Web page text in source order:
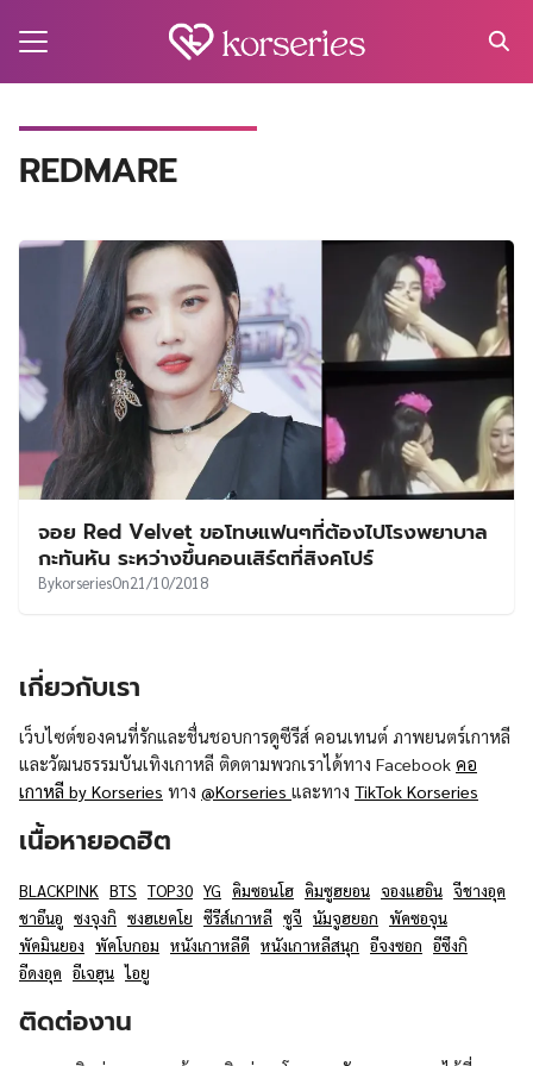
REDMARE
จอย Red Velvet ขอโทษแฟนๆที่ต้องไปโรงพยาบาล
กะทันหัน ระหว่างขึ้นคอนเสิร์ตที่สิงคโปร์
BykorseriesOn21/10/2018
เกี่ยวกับเรา
เว็บไซต์ของคนที่รักและชื่นชอบการดูซีรีส์ คอนเทนต์ ภาพยนตร์เกาหลี
และวัฒนธรรมบันเทิงเกาหลี ติดตามพวกเราได้ทาง Facebook คอ
เกาหลี by Korseries ทาง @Korseries และทาง TikTok Korseries
เนื้อหายอดฮิต
BLACKPINK BTS TOP30 YG คิมซอนโฮ คิมซูฮยอน จองแฮอิน จีชางอุค
ชาอึนอู ซงจุงกิ ซงฮเยคโย ซีรีส์เกาหลี ซูจี นัมจูฮยอก พัคซอจุน
พัคมินยอง พัคโบกอม หนังเกาหลีดี หนังเกาหลีสนุก อีจงซอก อีซึงกิ
อีดงอุค อีเจฮุน ไอยู
ติดต่องาน